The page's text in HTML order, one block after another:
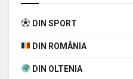
DIN SPORT
DIN ROMÂNIA
DIN OLTENIA